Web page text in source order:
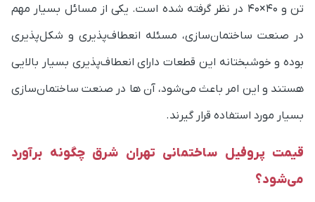
تن و 40×40 در نظر گرفته شده است.
یکی از مسائل بسیار مهم
در صنعت ساختمان‌سازی، مسئله انعطاف‌پذیری و شکل‌پذیری
بوده و خوشبختانه این قطعات دارای انعطاف‌پذیری بسیار بالایی
هستند و این امر باعث می‌شود، آن ها در صنعت ساختمان‌سازی
بسیار مورد استفاده قرار گیرند.
قیمت پروفیل ساختمانی تهران شرق چگونه برآورد
می‌شود؟